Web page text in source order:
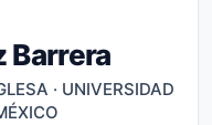
Barrera
· UNIVERSIDAD